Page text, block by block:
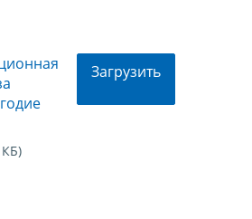
КБ)
Загрузить